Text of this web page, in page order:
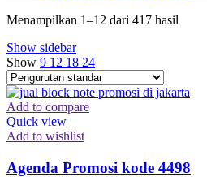
Menampilkan 1–12 dari 417 hasil
Show sidebar
Show 9 12 18 24
Add to compare
Quick view
Add to wishlist
Agenda Promosi kode 4498